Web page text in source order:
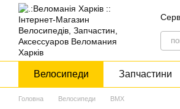
Перейти до основного контенту
Велосипеди Запчастини
Головна Велосипеди BMX